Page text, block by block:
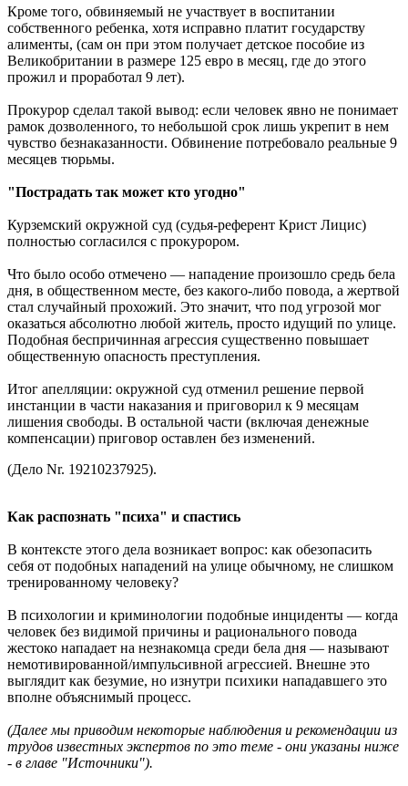
Кроме того, обвиняемый не участвует в воспитании
собственного ребенка, хотя исправно платит государству
алименты, (сам он при этом получает детское пособие из
Великобритании в размере 125 евро в месяц, где до этого
прожил и проработал 9 лет).
Прокурор сделал такой вывод: если человек явно не понимает
рамок дозволенного, то небольшой срок лишь укрепит в нем
чувство безнаказанности. Обвинение потребовало реальные 9
месяцев тюрьмы.
"Пострадать так может кто угодно"
Курземский окружной суд (судья-референт Крист Лицис)
полностью согласился с прокурором.
Что было особо отмечено — нападение произошло средь бела
дня, в общественном месте, без какого-либо повода, а жертвой
стал случайный прохожий. Это значит, что под угрозой мог
оказаться абсолютно любой житель, просто идущий по улице.
Подобная беспричинная агрессия существенно повышает
общественную опасность преступления.
Итог апелляции: окружной суд отменил решение первой
инстанции в части наказания и приговорил к 9 месяцам
лишения свободы. В остальной части (включая денежные
компенсации) приговор оставлен без изменений.
(Дело Nr. 19210237925).
Как распознать "психа" и спастись
В контексте этого дела возникает вопрос: как обезопасить
себя от подобных нападений на улице обычному, не слишком
тренированному человеку?
В психологии и криминологии подобные инциденты — когда
человек без видимой причины и рационального повода
жестоко нападает на незнакомца среди бела дня — называют
немотивированной/импульсивной агрессией. Внешне это
выглядит как безумие, но изнутри психики нападавшего это
вполне объяснимый процесс.
(Далее мы приводим некоторые наблюдения и рекомендации из
трудов известных экспертов по это теме - они указаны ниже
- в главе "Источники").